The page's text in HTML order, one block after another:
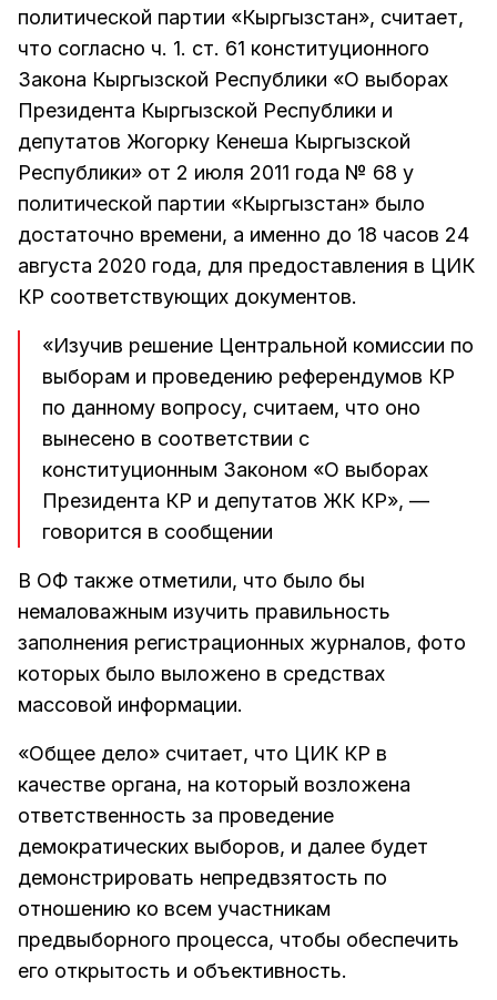
политической партии «Кыргызстан», считает,
что согласно ч. 1. ст. 61 конституционного
Закона Кыргызской Республики «О выборах
Президента Кыргызской Республики и
депутатов Жогорку Кенеша Кыргызской
Республики» от 2 июля 2011 года № 68 у
политической партии «Кыргызстан» было
достаточно времени, а именно до 18 часов 24
августа 2020 года, для предоставления в ЦИК
КР соответствующих документов.
«Изучив решение Центральной комиссии по
выборам и проведению референдумов КР
по данному вопросу, считаем, что оно
вынесено в соответствии с
конституционным Законом «О выборах
Президента КР и депутатов ЖК КР», —
говорится в сообщении
В ОФ также отметили, что было бы
немаловажным изучить правильность
заполнения регистрационных журналов, фото
которых было выложено в средствах
массовой информации.
«Общее дело» считает, что ЦИК КР в
качестве органа, на который возложена
ответственность за проведение
демократических выборов, и далее будет
демонстрировать непредвзятость по
отношению ко всем участникам
предвыборного процесса, чтобы обеспечить
его открытость и объективность.